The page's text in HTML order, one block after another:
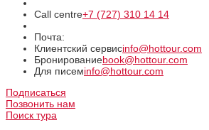
Call centre+7 (727) 310 14 14
Почта:
Клиентский сервисinfo@hottour.com
Бронированиеbook@hottour.com
Для писемinfo@hottour.com
Подписаться
Позвонить нам
Поиск тура